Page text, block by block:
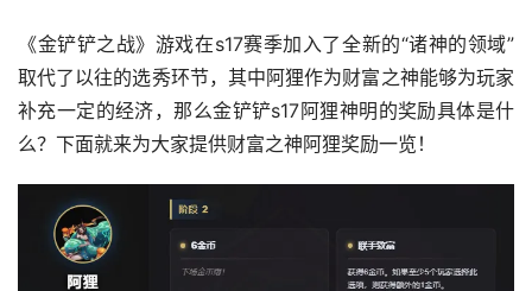
《金铲铲之战》游戏在s17赛季加入了全新的“诸神的领域”
取代了以往的选秀环节，其中阿狸作为财富之神能够为玩家
补充一定的经济，那么金铲铲s17阿狸神明的奖励具体是什
么？下面就来为大家提供财富之神阿狸奖励一览！